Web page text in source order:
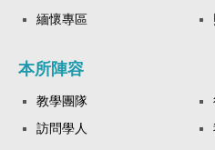
緬懷專區
本所陣容
教學團隊
訪問學人